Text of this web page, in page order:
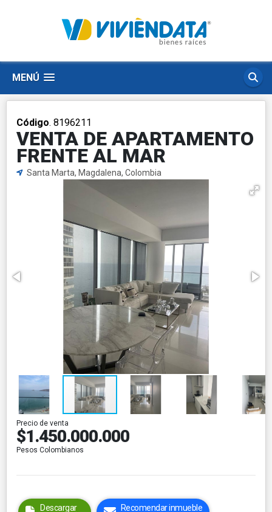
MENÚ
Código. 8196211
VENTA DE APARTAMENTO
FRENTE AL MAR
Santa Marta, Magdalena, Colombia
Precio de venta
$1.450.000.000
Pesos Colombianos
Descargar
Recomendar inmueble